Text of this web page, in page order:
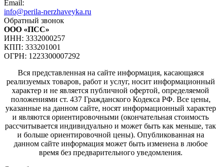
Email:
info@perila-nerzhaveyka.ru
Обратный звонок
ООО «ПСС»
ИНН: 3332000257
КПП: 333201001
ОГРН: 1223300007292
Вся представленная на сайте информация, касающаяся
реализуемых товаров, работ и услуг, носит информационный
характер и не является публичной офертой, определяемой
положениями ст. 437 Гражданского Кодекса РФ. Все цены,
указанные на данном сайте, носят информационный характер
и являются ориентировочными (окончательная стоимость
рассчитывается индивидуально и может быть как меньше, так
и больше ориентировочной цены). Опубликованная на
данном сайте информация может быть изменена в любое
время без предварительного уведомления.